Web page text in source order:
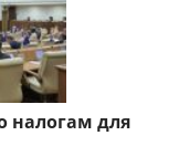
налогам для